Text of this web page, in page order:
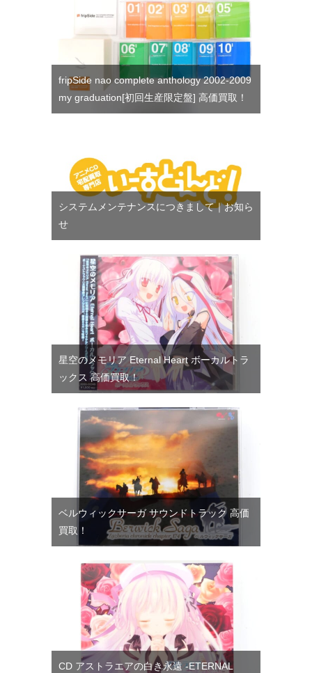
fripSide nao complete anthology 2002-2009
my graduation[初回生産限定盤] 高価買取！
システムメンテナンスにつきまして｜お知ら
せ
星空のメモリア Eternal Heart ボーカルトラ
ックス 高価買取！
ベルウィックサーガ サウンドトラック 高価
買取！
CD アストラエアの白き永遠 -ETERNAL